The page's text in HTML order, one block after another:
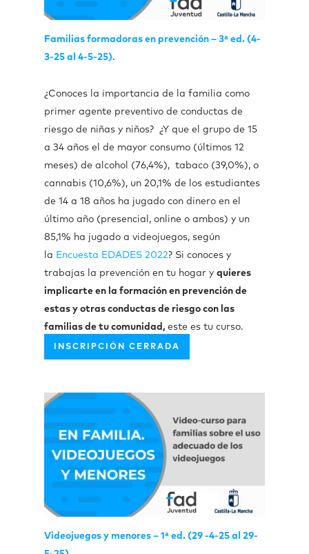
Familias formadoras en prevención – 3ª ed. (4-
3-25 al 4-5-25).
¿Conoces la importancia de la familia como
primer agente preventivo de conductas de
riesgo de niñas y niños? ¿Y que el grupo de 15
a 34 años el de mayor consumo (últimos 12
meses) de alcohol (76,4%), tabaco (39,0%), o
cannabis (10,6%), un 20,1% de los estudiantes
de 14 a 18 años ha jugado con dinero en el
último año (presencial, online o ambos) y un
85,1% ha jugado a videojuegos, según
la Encuesta EDADES 2022? Si conoces y
trabajas la prevención en tu hogar y quieres
implicarte en la formación en prevención de
estas y otras conductas de riesgo con las
familias de tu comunidad, este es tu curso.
INSCRIPCIÓN CERRADA
Videojuegos y menores – 1ª ed. (29 -4-25 al 29-